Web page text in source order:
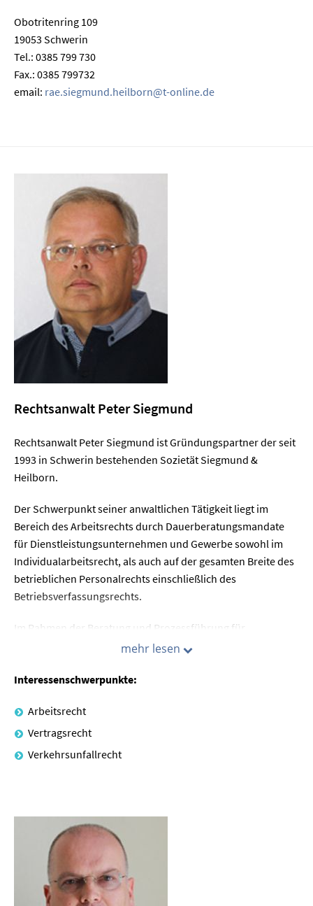
Obotritenring 109
19053 Schwerin
Tel.: 0385 799 730
Fax.: 0385 799732
email: rae.siegmund.heilborn@t-online.de
Rechtsanwalt Peter Siegmund
Rechtsanwalt Peter Siegmund ist Gründungspartner der seit
1993 in Schwerin bestehenden Sozietät Siegmund &
Heilborn.
Der Schwerpunkt seiner anwaltlichen Tätigkeit liegt im
Bereich des Arbeitsrechts durch Dauerberatungsmandate
für Dienstleistungsunternehmen und Gewerbe sowohl im
Individualarbeitsrecht, als auch auf der gesamten Breite des
betrieblichen Personalrechts einschließlich des
Betriebsverfassungsrechts.
Im Rahmen der Beratung und Prozessführung für
Arbeitnehmer nehmen Kündigungsschutzverfahren eine
der größten Einzelhandelsunternehmen im Land
Mecklenburg-Vorpommern und weiterer mittelständischer
hat sich eine besondere Spezialisierung im Bereich des
Verbraucher lassen sich nach Vertragsstörungen bei
größeren Anschaffungen vornehmlich in Fragen des
Gewährleistungs- und Rücktrittsrechts beraten.
Im Bereich des Schadensrechts ist Rechtsanwalt Siegmund
mehr lesen
Interessenschwerpunkte:
Arbeitsrecht
Vertragsrecht
Verkehrsunfallrecht